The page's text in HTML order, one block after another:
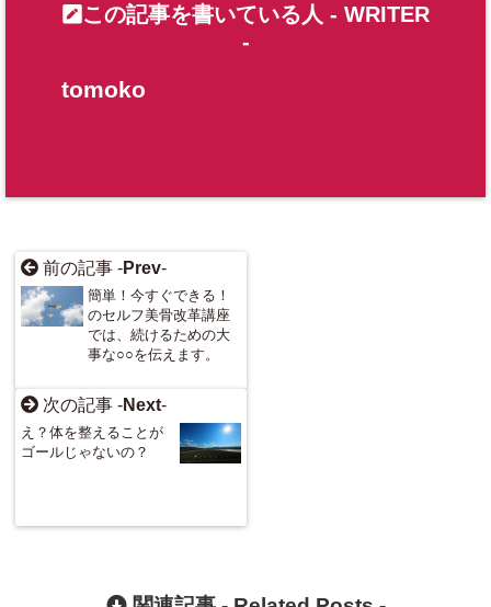
ublic_html/w
ugins/sns-c
この記事を書いている人 - WRITER
-
tomoko
前の記事 -Prev-
簡単！今すぐできる！
のセルフ美骨改革講座
では、続けるための大
事な○○を伝えます。
次の記事 -Next-
え？体を整えることが
ゴールじゃないの？